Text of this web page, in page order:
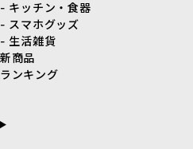
- キッチン・食器
- スマホグッズ
- 生活雑貨
新商品
ランキング